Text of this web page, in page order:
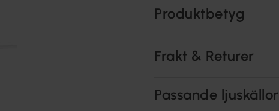
Produktbetyg
Frakt & Returer
Passande ljuskällor